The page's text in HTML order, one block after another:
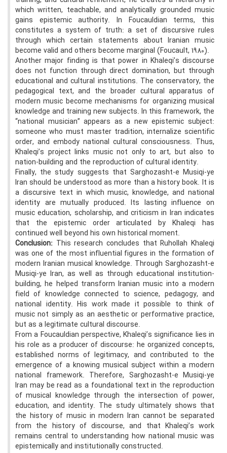
which written, teachable, and analytically grounded music
gains epistemic authority. In Foucauldian terms, this
constitutes a system of truth: a set of discursive rules
through which certain statements about Iranian music
become valid and others become marginal (Foucault, 1980).
Another major finding is that power in Khaleqi’s discourse
does not function through direct domination, but through
educational and cultural institutions. The conservatory, the
pedagogical text, and the broader cultural apparatus of
modern music become mechanisms for organizing musical
knowledge and training new subjects. In this framework, the
“national musician” appears as a new epistemic subject:
someone who must master tradition, internalize scientific
order, and embody national cultural consciousness. Thus,
Khaleqi’s project links music not only to art, but also to
nation-building and the reproduction of cultural identity.
Finally, the study suggests that Sarghozasht-e Musiqi-ye
Iran should be understood as more than a history book. It is
a discursive text in which music, knowledge, and national
identity are mutually produced. Its lasting influence on
music education, scholarship, and criticism in Iran indicates
that the epistemic order articulated by Khaleqi has
continued well beyond his own historical moment.
Conclusion: This research concludes that Ruhollah Khaleqi
was one of the most influential figures in the formation of
modern Iranian musical knowledge. Through Sarghozasht-e
Musiqi-ye Iran, as well as through educational institution-
building, he helped transform Iranian music into a modern
field of knowledge connected to science, pedagogy, and
national identity. His work made it possible to think of
music not simply as an aesthetic or performative practice,
but as a legitimate cultural discourse.
From a Foucauldian perspective, Khaleqi’s significance lies in
his role as a producer of discourse: he organized concepts,
established norms of legitimacy, and contributed to the
emergence of a knowing musical subject within a modern
national framework. Therefore, Sarghozasht-e Musiqi-ye
Iran may be read as a foundational text in the reproduction
of musical knowledge through the intersection of power,
education, and identity. The study ultimately shows that
the history of music in modern Iran cannot be separated
from the history of discourse, and that Khaleqi’s work
remains central to understanding how national music was
epistemically and institutionally constructed.